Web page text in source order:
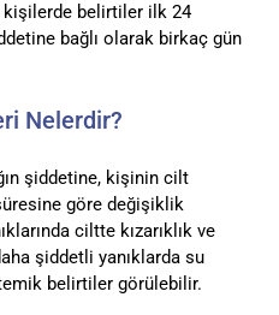
kişilerde belirtiler ilk 24
bağlı olarak birkaç gün
Nelerdir?
şiddetine, kişinin cilt
göre değişiklik
ciltte kızarıklık ve
şiddetli yanıklarda su
belirtiler görülebilir.